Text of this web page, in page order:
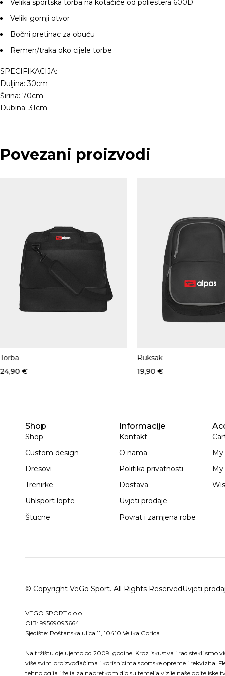
Velika sportska torba na kotačiće od poliestera 600D
Veliki gornji otvor
Bočni pretinac za obuću
Remen/traka oko cijele torbe
SPECIFIKACIJA:
Duljina: 30cm
Širina: 70cm
Dubina: 31cm
Povezani proizvodi
Torba
24,90€
Ruksak
19,90€
Shop
Shop
Custom design
Dresovi
Trenirke
Uhlsport lopte
Štucne
Informacije
Kontakt
O nama
Politika privatnosti
Dostava
Uvjeti prodaje
Povrat i zamjena robe
My
© Copyright VeGo Sport. All Rights ReservedUvjeti
VEGO SPORT d.o.o.
OIB: 99569093664
Sjedište: Poštanska ulica 11, 10410 Velika Gorica
Na tržištu djelujemo od 2009. godine. Kroz iskustva i rad stekli smo
više svim proizvođačima i korisnicima sportske opreme i rekvizita.
tehnologija i želja za napretkom dio su temelja vizije naše